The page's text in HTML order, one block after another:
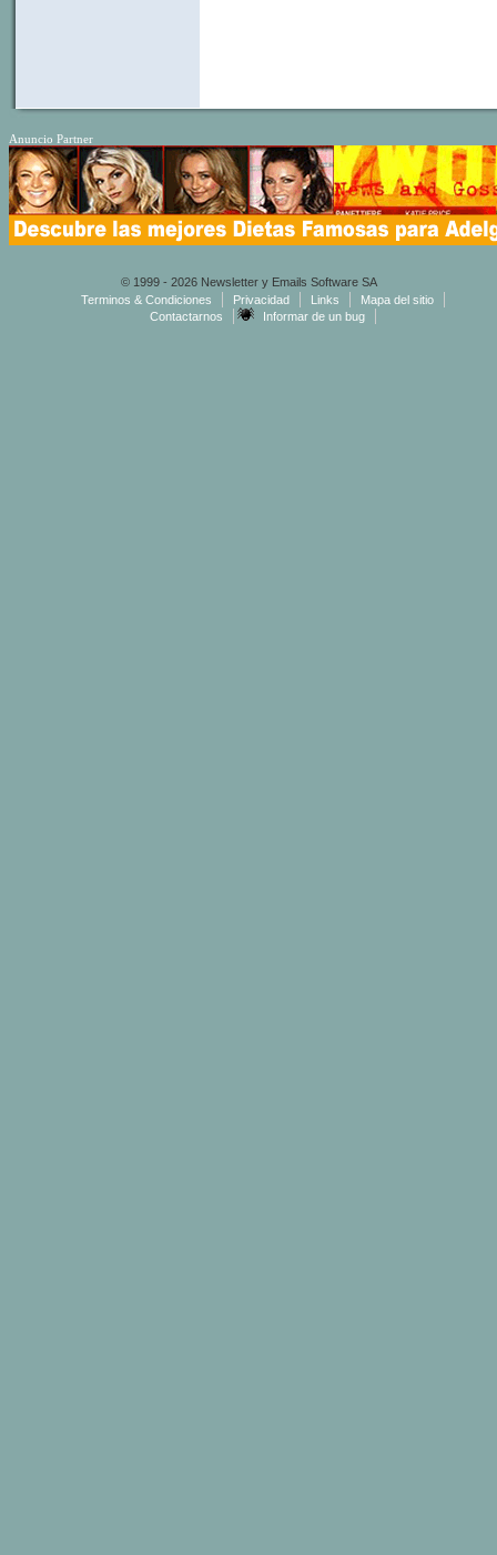
Anuncio Partner
© 1999 - 2026 Newsletter y Emails Software SA
Terminos & Condiciones
Privacidad Links
Mapa del sitio
Contactarnos
Informar de un bug